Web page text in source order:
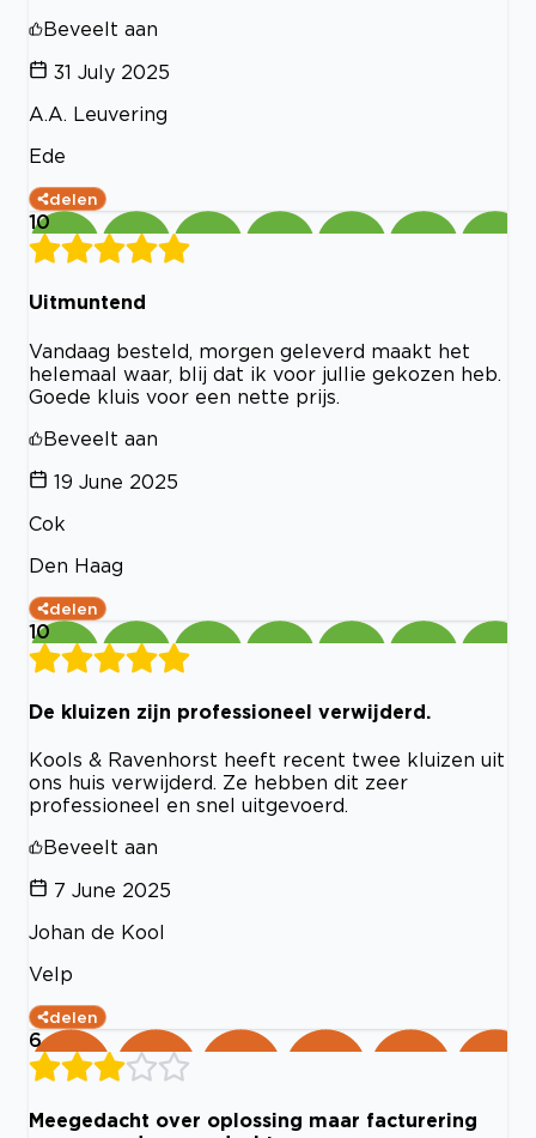
Beveelt aan
31 July 2025
A.A. Leuvering
Ede
delen
10
Uitmuntend
Vandaag besteld, morgen geleverd maakt het
helemaal waar, blij dat ik voor jullie gekozen heb.
Goede kluis voor een nette prijs.
Beveelt aan
19 June 2025
Cok
Den Haag
delen
10
De kluizen zijn professioneel verwijderd.
Kools & Ravenhorst heeft recent twee kluizen uit
ons huis verwijderd. Ze hebben dit zeer
professioneel en snel uitgevoerd.
Beveelt aan
7 June 2025
Johan de Kool
Velp
delen
6
Meegedacht over oplossing maar facturering